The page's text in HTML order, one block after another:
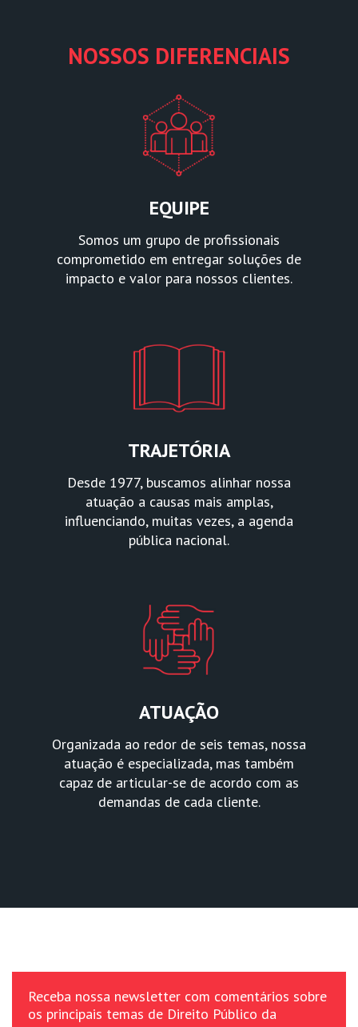
NOSSOS DIFERENCIAIS
EQUIPE
Somos um grupo de profissionais
comprometido em entregar soluções de
impacto e valor para nossos clientes.
TRAJETÓRIA
Desde 1977, buscamos alinhar nossa
atuação a causas mais amplas,
influenciando, muitas vezes, a agenda
pública nacional.
ATUAÇÃO
Organizada ao redor de seis temas, nossa
atuação é especializada, mas também
capaz de articular-se de acordo com as
demandas de cada cliente.
Receba nossa newsletter com comentários sobre
os principais temas de Direito Público da